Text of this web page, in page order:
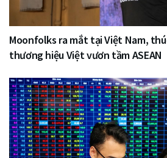
Moonfolks ra mắt tại Việt Nam,
thương hiệu Việt vươn tầm ASEAN